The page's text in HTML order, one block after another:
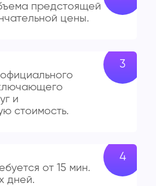
предстоящей
цены.
и
стоимость.
от 15 мин.
дней.